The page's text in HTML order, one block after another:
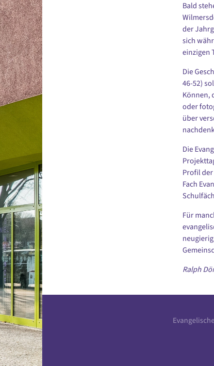
Bald
der
sich
einzigen
Die
46-52)
Können,
oder
über
Die
Profil
Fach
Für
Ralph